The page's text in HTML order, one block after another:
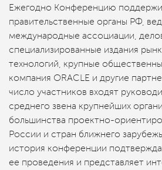
Ежегодно Конференцию
правительственные органы РФ,
международные ассоциации,
специализированные издания
технологий, крупные
компания ORACLE и другие
число участников входят
среднего звена крупнейших
большинства проектно-
России и стран ближнего
история конференции
ее проведения и представляет